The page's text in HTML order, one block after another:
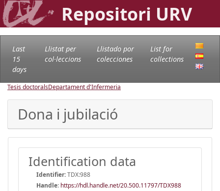
Repositori URV
Last
15
days
Llistat per
col·leccions
Llistado por
colecciones
List for
collections
Tesis doctoralsDepartament d'Infermeria
Dona i jubilació
Identification data
Identifier:TDX:988
Handle: https://hdl.handle.net/20.500.11797/TDX988